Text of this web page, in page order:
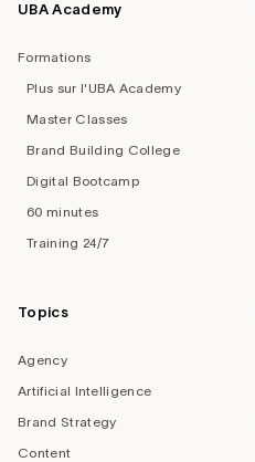
UBA Academy
Formations
Plus sur l'UBA Academy
Master Classes
Brand Building College
Digital Bootcamp
60 minutes
Training 24/7
Topics
Agency
Artificial Intelligence
Brand Strategy
Content